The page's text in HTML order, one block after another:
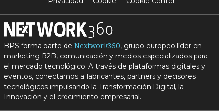
BPS forma parte de Nextwork360, grupo europeo líder en
marketing B2B, comunicación y medios especializados para
el mercado tecnológico. A través de plataformas digitales y
eventos, conectamos a fabricantes, partners y decisores
tecnológicos impulsando la Transformación Digital, la
Innovación y el crecimiento empresarial.